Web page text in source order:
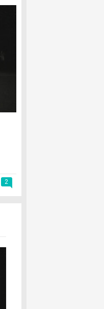
2